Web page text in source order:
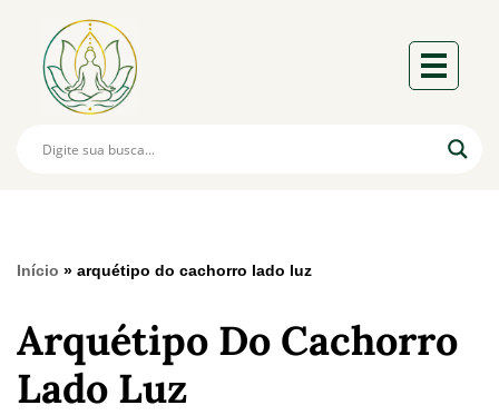
Início » arquétipo do cachorro lado luz
Arquétipo Do Cachorro
Lado Luz